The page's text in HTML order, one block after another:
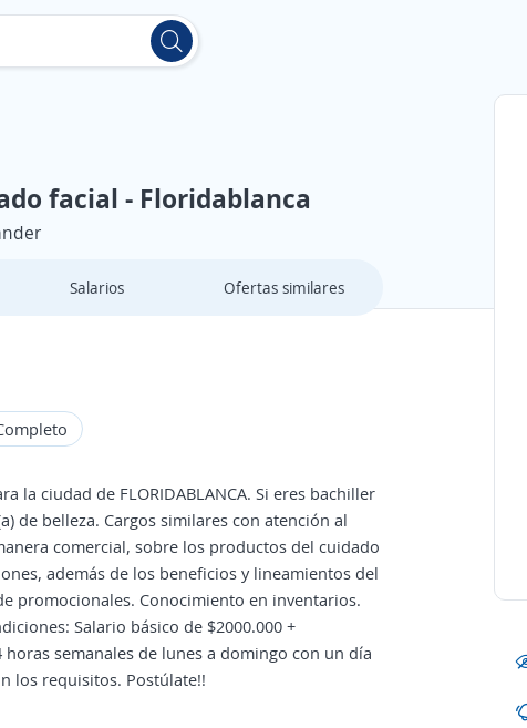
facial - Floridablanca
Salarios Ofertas similares
la ciudad de FLORIDABLANCA. Si eres bachiller
de belleza. Cargos similares con atención al
comercial, sobre los productos del cuidado
además de los beneficios y lineamientos del
promocionales. Conocimiento en inventarios.
Salario básico de $2000.000 +
semanales de lunes a domingo con un día
los requisitos. Postúlate!!